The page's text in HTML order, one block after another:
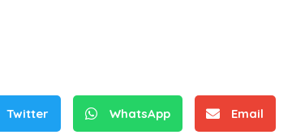
Twitter WhatsApp Email
m
e
i
n
n
ż